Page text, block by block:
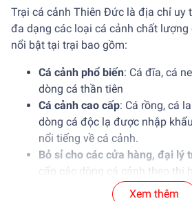
Trại cá cảnh Thiên Đức là địa chỉ uy
đa dạng các loại cá cảnh chất lượng
nổi bật tại trại bao gồm:
Cá cảnh phổ biến: Cá đĩa, cá
dòng cá thần tiên
Cá cảnh cao cấp: Cá rồng, cá
dòng cá độc lạ được nhập
nổi tiếng về cá cảnh.
Bỏ sỉ cho các cửa hàng, đại lý
cấp các dòng cá cảnh theo thị
ưu đãi, cá cảnh sức khỏe tốt.
Xem thêm